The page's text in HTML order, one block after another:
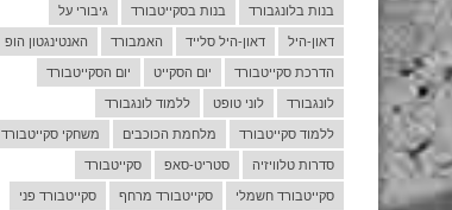
בנות בלונגבורד בנות בסקייטבורד גיבורי על
דאון-היל דאון-היל סלייד האמבורד האנטינגטון הופ
הדרכת סקייטבורד יום הסקייט יום הסקייטבורד
לונגבורד לוני טופט ללמוד לונגבורד
ללמוד סקייטבורד מלחמת הכוכבים משחקי סקייטבורד
סדרות טלוויזיה סטריט-סאפ סקייטבורד
סקייטבורד חשמלי סקייטבורד מרחף סקייטבורד פני